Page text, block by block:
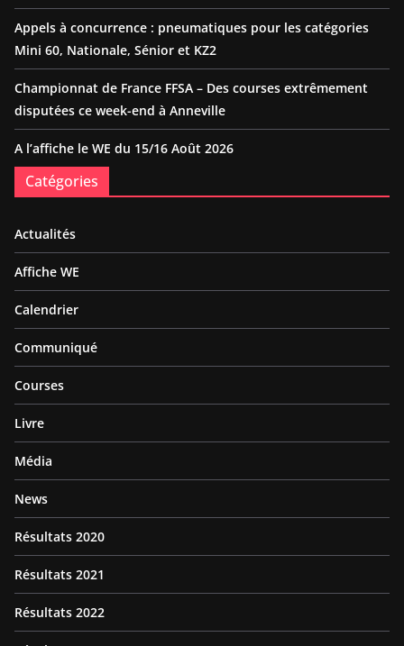
Appels à concurrence : pneumatiques pour les catégories
Mini 60, Nationale, Sénior et KZ2
Championnat de France FFSA – Des courses extrêmement
disputées ce week-end à Anneville
A l’affiche le WE du 15/16 Août 2026
Catégories
Actualités
Affiche WE
Calendrier
Communiqué
Courses
Livre
Média
News
Résultats 2020
Résultats 2021
Résultats 2022